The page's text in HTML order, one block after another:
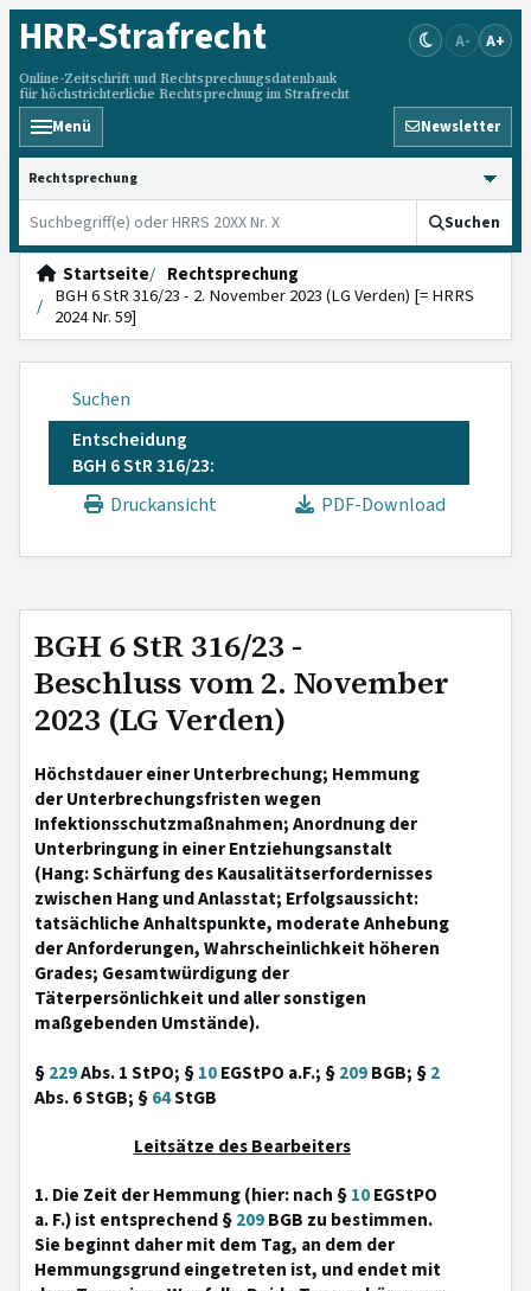
HRR-Strafrecht
Online-Zeitschrift und Rechtsprechungsdatenbank
für höchstrichterliche Rechtsprechung im Strafrecht
A- A+
Menü Newsletter
HRRS durchsuchen
Suchen
Startseite
Rechtsprechung
BGH 6 StR 316/23 - 2. November 2023 (LG Verden) [= HRRS
2024 Nr. 59]
Suchen
Entscheidung
BGH 6 StR 316/23:
Druckansicht
PDF-Download
BGH 6 StR 316/23 -
Beschluss vom 2. November
2023 (LG Verden)
Höchstdauer einer Unterbrechung; Hemmung
der Unterbrechungsfristen wegen
Infektionsschutzmaßnahmen; Anordnung der
Unterbringung in einer Entziehungsanstalt
(Hang: Schärfung des Kausalitätserfordernisses
zwischen Hang und Anlasstat; Erfolgsaussicht:
tatsächliche Anhaltspunkte, moderate Anhebung
der Anforderungen, Wahrscheinlichkeit höheren
Grades; Gesamtwürdigung der
Täterpersönlichkeit und aller sonstigen
maßgebenden Umstände).
§229Abs. 1 StPO; §10EGStPO a.F.; §209BGB; §2
Abs. 6 StGB; §64StGB
Leitsätze des Bearbeiters
1. Die Zeit der Hemmung (hier: nach §10EGStPO
a. F.) ist entsprechend §209BGB zu bestimmen.
Sie beginnt daher mit dem Tag, an dem der
Hemmungsgrund eingetreten ist, und endet mit